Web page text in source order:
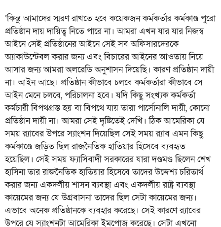
‘কিন্তু আমাদের স্মরণ রাখতে হবে কয়েকজন কর্মকর্তার কর্মকাণ্ড পুরো
প্রতিষ্ঠান দায় দায়িত্ব নিতে পারে না। আমরা এখন যার যার নিজস্ব
আইনে সেই প্রতিষ্ঠানের আইনে সেই সব অফিসারদেরকে
অ্যাকাউন্টেবল করার জন্য এবং বিচারের আইনের আওতায় নিয়ে
আসার জন্য আমরা অলরেডি অনুশাসন দিয়েছি। কারণ প্রতিষ্ঠান দায়ী
না। আইন আছে। প্রতিষ্ঠান কীভাবে চলবে কর্মকর্তারা কীভাবে সে
আইন মেনে চলবে, পরিচালনা হবে। যদি কিছু সংখ্যক কর্মকর্তা
কর্মচারী বিপথগ্রস্ত হয় বা বিপথে যায় তারা পার্সোনালি দায়ী, কোনো
প্রতিষ্ঠান দায়ী না। আমরা সেই দৃষ্টিতেই দেখি। ঠিক আমেরিকা যে
সময় র‍্যাবের উপরে স্যাংশন দিয়েছিল সেই সময় র‍্যাব এমন কিছু
কর্মকাণ্ডে জড়িত ছিল রাজনৈতিক হাতিয়ার হিসেবে ব্যবহৃত
হয়েছিল। সেই সময় ফ্যাসিবাদী সরকারের যারা দণ্ডমণ্ড ছিলেন শেখ
হাসিনা তার রাজনৈতিক হাতিয়ার হিসেবে তাদের উদ্দেশ্য চরিতার্থ
করার জন্য একদলীয় শাসন ব্যবস্থা এবং একদলীয় রাষ্ট্র ব্যবস্থা
কায়েমের জন্য যে উগ্রবাসনা তাদের ছিল সেটা কায়েমের জন্য।
এভাবে অনেক প্রতিষ্ঠানকে ব্যবহার করেছে। সেই কারণে র‌্যাবের
উপরে যে স্যাংশনটা আমেরিকা ইমপোজ করেছে। সেটা এখনো